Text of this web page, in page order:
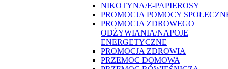
NIKOTYNA/E-PAPIEROSY
PROMOCJA POMOCY
PROMOCJA ZDROWEGO
ODŻYWIANIA/NAPOJE
ENERGETYCZNE
PROMOCJA ZDROWIA
PRZEMOC DOMOWA